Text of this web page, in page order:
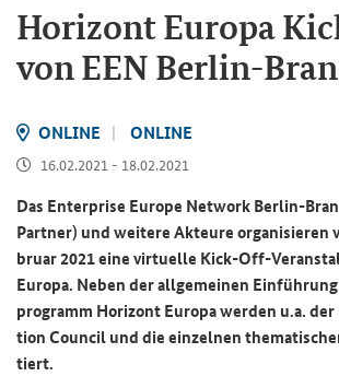
Ho­ri­zont Eu­ro­pa
von EEN Berlin-​
ON­LINE ON­LINE
16.02.2021 - 18.02.2021
Das En­ter­pri­se Eu­ro­pe Net­work Berlin-​
Part­ner) und wei­te­re Ak­teu­re or­ga­ni­sie­ren
bru­ar 2021eine vir­tu­el­le Kick-​Off-
Eu­ro­pa. Neben der all­ge­mei­nen
pro­gramm Ho­ri­zont Eu­ro­pa wer­den u.a.
ti­on Coun­cil und die ein­zel­nen
tiert.